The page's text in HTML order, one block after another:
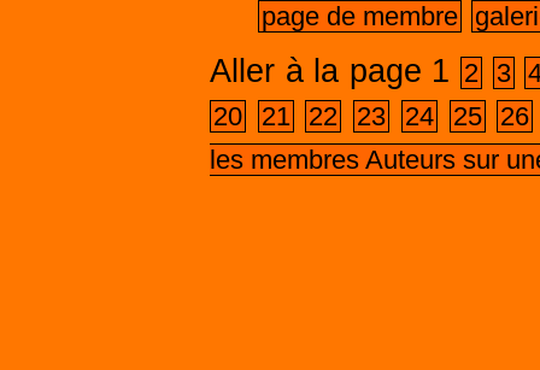
page de membre
Aller à la page 1 2 3
20
21 22 23 24 25
26
les membres Auteurs sur